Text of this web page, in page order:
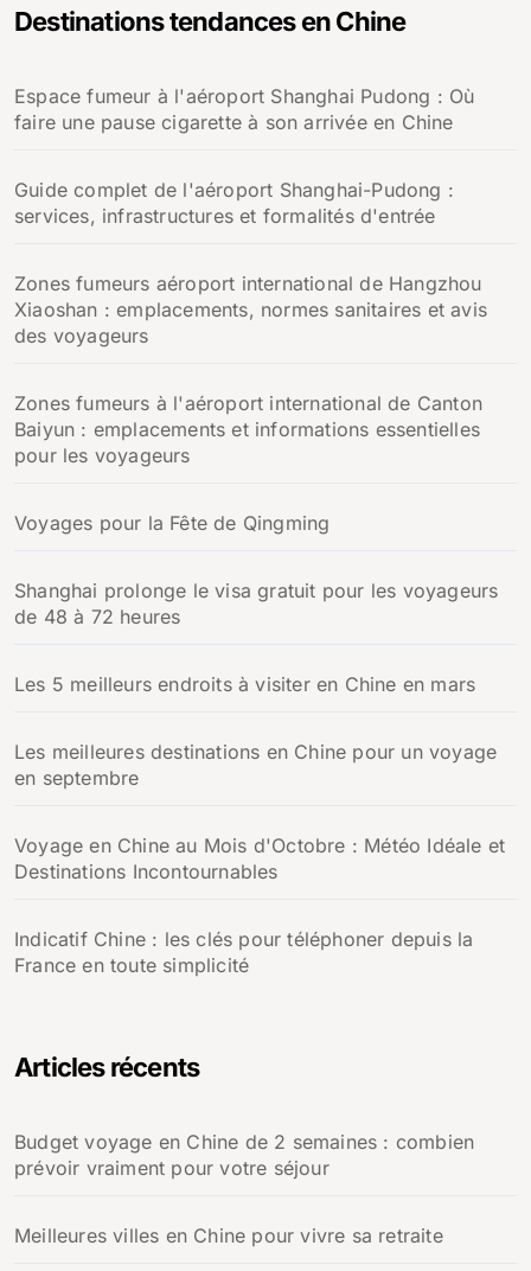
r
e
r
Destinations tendances en Chine
Espace fumeur à l'aéroport Shanghai Pudong : Où
faire une pause cigarette à son arrivée en Chine
Guide complet de l'aéroport Shanghai-Pudong :
services, infrastructures et formalités d'entrée
Zones fumeurs aéroport international de Hangzhou
Xiaoshan : emplacements, normes sanitaires et avis
des voyageurs
Zones fumeurs à l'aéroport international de Canton
Baiyun : emplacements et informations essentielles
pour les voyageurs
Voyages pour la Fête de Qingming
Shanghai prolonge le visa gratuit pour les voyageurs
de 48 à 72 heures
Les 5 meilleurs endroits à visiter en Chine en mars
Les meilleures destinations en Chine pour un voyage
en septembre
Voyage en Chine au Mois d'Octobre : Météo Idéale et
Destinations Incontournables
Indicatif Chine : les clés pour téléphoner depuis la
France en toute simplicité
Articles récents
Budget voyage en Chine de 2 semaines : combien
prévoir vraiment pour votre séjour
Meilleures villes en Chine pour vivre sa retraite